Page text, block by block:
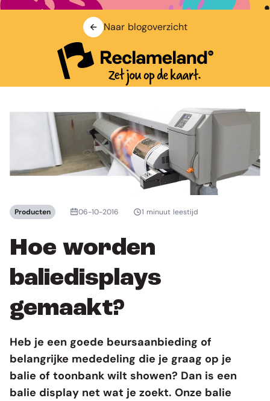
Naar blogoverzicht
Producten 06-10-2016 1 minuut leestijd
Hoe worden
baliedisplays
gemaakt?
Heb je een goede beursaanbieding of
belangrijke mededeling die je graag op je
balie of toonbank wilt showen? Dan is een
balie display net wat je zoekt. Onze balie